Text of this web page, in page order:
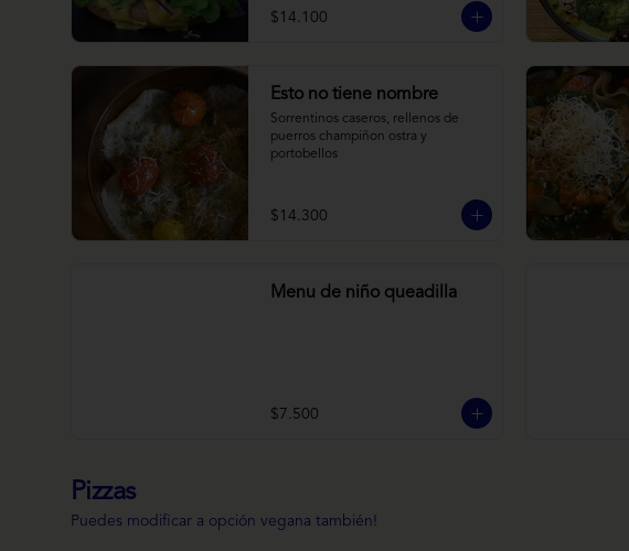
horneadas.
$14.100
Esto no tiene nombre
Sorrentinos caseros, rellenos de
puerros champiñon ostra y
portobellos
$14.300
Menu de niño queadilla
$7.500
Pizzas
Puedes modificar a opción vegana también!